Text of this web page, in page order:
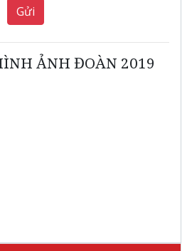
ẢNH ĐOÀN 2019